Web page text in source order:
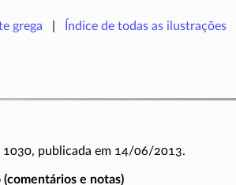
grega Índice de todas as ilustrações
1030, publicada em 14/06/2013.
(comentários e notas)